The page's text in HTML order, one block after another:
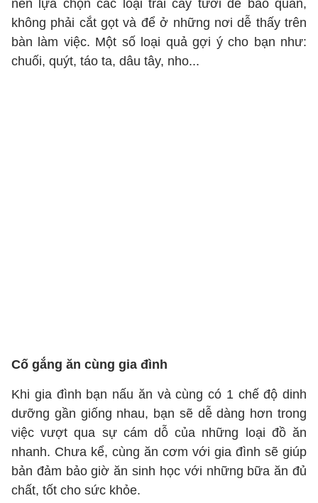
nên lựa chọn các loại trái cây tươi dễ bảo quản,
không phải cắt gọt và để ở những nơi dễ thấy trên
bàn làm việc. Một số loại quả gợi ý cho bạn như:
chuối, quýt, táo ta, dâu tây, nho...
Cố gắng ăn cùng gia đình
Khi gia đình bạn nấu ăn và cùng có 1 chế độ dinh
dưỡng gần giống nhau, bạn sẽ dễ dàng hơn trong
việc vượt qua sự cám dỗ của những loại đồ ăn
nhanh. Chưa kể, cùng ăn cơm với gia đình sẽ giúp
bản đảm bảo giờ ăn sinh học với những bữa ăn đủ
chất, tốt cho sức khỏe.